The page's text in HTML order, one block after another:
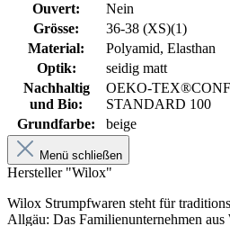
Ouvert:
Nein
Grösse:
36-38 (XS)(1)
Material:
Polyamid, Elasthan
Optik:
seidig matt
Nachhaltig
und Bio:
OEKO-
STANDARD 100
Grundfarbe:
beige
Menü schließen
Hersteller "Wilox"
Wilox Strumpfwaren steht für
Allgäu: Das Familienunternehmen